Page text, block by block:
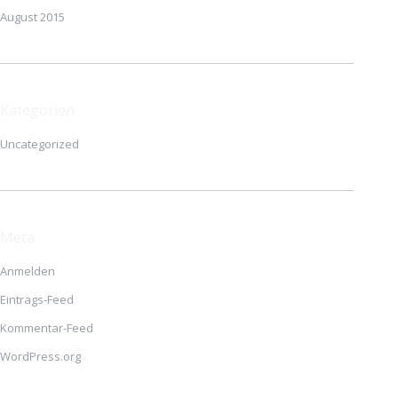
August 2015
Uncategorized
Anmelden
Eintrags-Feed
Kommentar-Feed
WordPress.org